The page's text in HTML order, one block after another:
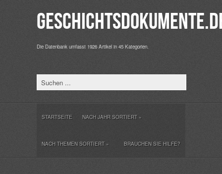
Die Datenbank umfasst 1926 Artikel in 45 Kategorien.
STARTSEITE NACH JAHR SORTIERT»
NACH THEMEN SORTIERT» BRAUCHEN SIE HILFE?